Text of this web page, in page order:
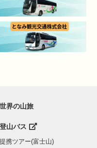
世界の山旅
登山バス
提携ツアー(富士山)